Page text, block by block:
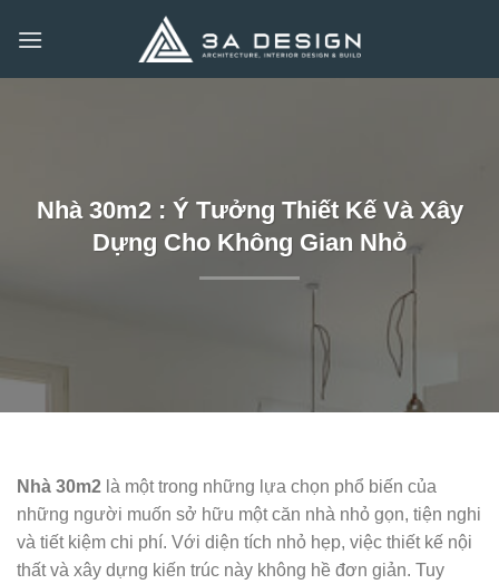
qua
Nhà 30m2 : Ý Tưởng Thiết Kế Và Xây
Dựng Cho Không Gian Nhỏ
Nhà 30m2 là một trong những lựa chọn phổ biến của
những người muốn sở hữu một căn nhà nhỏ gọn, tiện nghi
và tiết kiệm chi phí. Với diện tích nhỏ hẹp, việc thiết kế nội
thất và xây dựng kiến trúc này không hề đơn giản. Tuy